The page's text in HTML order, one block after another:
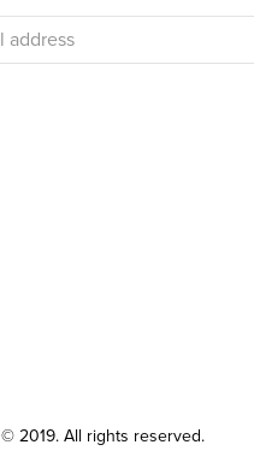
© 2019. All rights reserved.